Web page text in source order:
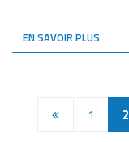
EN SAVOIR PLUS
Page
précédente
1 2